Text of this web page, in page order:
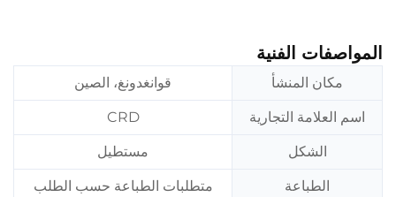
المواصفات الفنية
مكان المنشأ قوانغدونغ، الصين
اسم العلامة التجارية CRD
الشكل مستطيل
الطباعة متطلبات الطباعة حسب الطلب